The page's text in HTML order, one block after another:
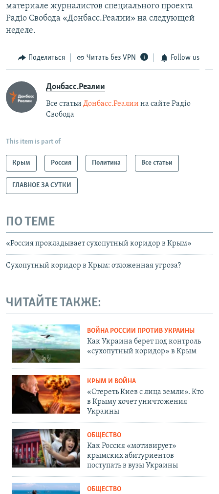
материале журналистов специального проекта
Радіо Свобода «Донбасс.Реалии» на следующей
неделе.
Поделиться Читать без VPN Follow us
Донбасс.Реалии
Все статьи Донбасс.Реалии на сайте Радіо
Свобода
This item is part of
Крым Россия Политика Все статьи
ГЛАВНОЕ ЗА СУТКИ
ПО ТЕМЕ
«Россия прокладывает сухопутный коридор в Крым»
Сухопутный коридор в Крым: отложенная угроза?
ЧИТАЙТЕ ТАКЖЕ:
ВОЙНА РОССИИ ПРОТИВ УКРАИНЫ
Как Украина берет под контроль
«сухопутный коридор» в Крым
КРЫМ И ВОЙНА
«Стереть Киев с лица земли». Кто
в Крыму хочет уничтожения
Украины
ОБЩЕСТВО
Как Россия «мотивирует»
крымских абитуриентов
поступать в вузы Украины
ОБЩЕСТВО